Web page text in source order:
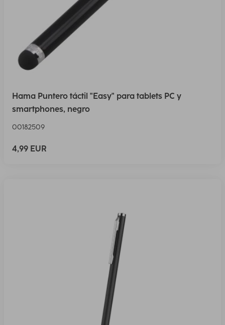
Hama Puntero táctil "Easy" para tablets PC y
smartphones, negro
00182509
4,99 EUR